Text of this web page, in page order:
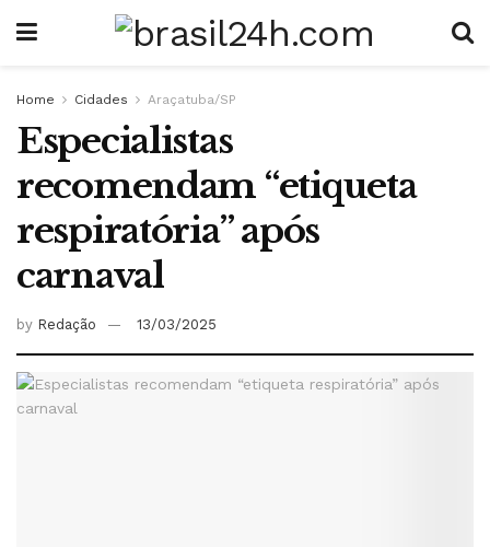
Home Cidades Araçatuba/SP
Especialistas
recomendam “etiqueta
respiratória” após
carnaval
by Redação 13/03/2025